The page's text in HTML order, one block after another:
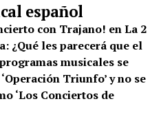
español
con Trajano! en La 2
¿Qué les parecerá que el
musicales se
Triunfo’ y no se
‘Los Conciertos de